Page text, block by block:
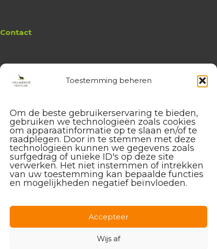
Toestemming beheren
Om de beste gebruikerservaring te bieden,
gebruiken we technologieën zoals cookies
om apparaatinformatie op te slaan en/of te
raadplegen. Door in te stemmen met deze
technologieën kunnen we gegevens zoals
surfgedrag of unieke ID's op deze site
verwerken. Het niet instemmen of intrekken
van uw toestemming kan bepaalde functies
en mogelijkheden negatief beïnvloeden.
Accepteer
Wijs af
Contact
WebsiteHollandsche Golfclub
administratie
service@hollandschegolfclub.nl
Vragen aan deGolfschool
over Golfstart, Themalessen, etc.
golfstart@hollandschegolfclub.nl
Vragen aanSales & Events
handicap@hollandschegolfclub.nl